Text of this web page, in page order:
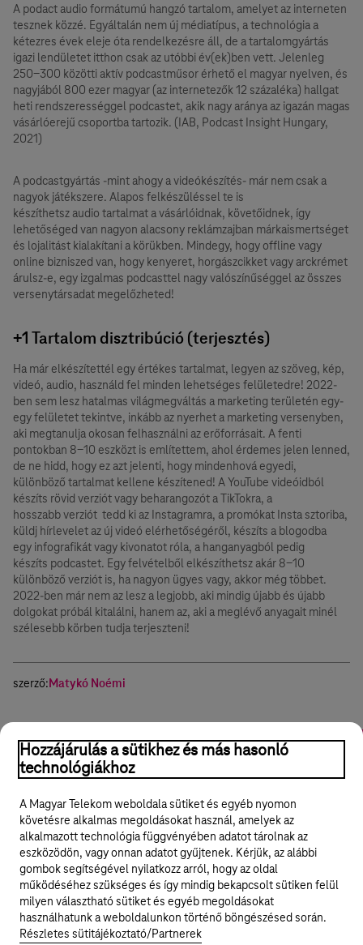
A podact audio formátumú hangzó tartalom, amelyet az interneten
tesznek közzé. Egyáltalán nem új médiatípus, a technológia a
kétezres évek eleje óta rendelkezésre áll, de a tartalomgyártás
igazi lendületet itthon csak az utóbbi év(ek)ben vett. Jelenleg
250-300 közötti aktív podcastműsor érhető el magyar nyelven, és
nagyjából 800 ezer magyar (az internetezők 12 százaléka) hallgat
heti rendszerességgel podcastet, akik nagy aránya az igazán magas
vásárlóerejű csoportba tartozik. (IAB, Podcast Insight Hungary,
2021)
A podcastgyártás -mint ahogy a videókészítés- már nem csak a
nagyok játékszere. Alapos felkészüléssel te is
készíthetsz audio tartalmat a vásárlóidnak, követőidnek, így
lehetőséged van nagyon alacsony reklámzajban márkaismertséget
és lojalitást kialakítani a körükben. Mindegy, hogy offline vagy
online bizniszed van, hogy kenyeret, horgászcikket vagy arckrémet
árulsz-e, egy izgalmas podcasttel nagy valószínűséggel az összes
versenytársadat megelőzheted!
+1 Tartalom disztribúció (terjesztés)
Ha már elkészítettél egy értékes tartalmat, legyen az szöveg, kép,
videó, audio, használd fel minden lehetséges felületedre! 2022-
ben sem lesz hatalmas világmegváltás a marketing területén egy-
egy felületet tekintve, inkább az nyerhet a marketing versenyben,
aki megtanulja okosan felhasználni az erőforrásait. A fenti
pontokban 8-10 eszközt is említettem, ahol érdemes jelen lenned,
de ne hidd, hogy ez azt jelenti, hogy mindenhová egyedi,
különböző tartalmat kellene készítened! A YouTube videóidból
készíts rövid verziót vagy beharangozót a TikTokra, a
hosszabb verziót tedd ki az Instagramra, a promókat Insta sztoriba,
küldj hírlevelet az új videó elérhetőségéről, készíts a blogodba
egy infografikát vagy kivonatot róla, a hanganyagból pedig
készíts podcastet. Egy felvételből elkészíthetsz akár 8-10
különböző verziót is, ha nagyon ügyes vagy, akkor még többet.
2022-ben már nem az lesz a legjobb, aki mindig újabb és újabb
dolgokat próbál kitalálni, hanem az, aki a meglévő anyagait minél
szélesebb körben tudja terjeszteni!
szerző:Matykó Noémi
Közösségi média / social media Marketing TikTok
Legyél a Hello Biznisz közösség tagja!
REGISZTRÁLOK/BELÉPEK
Hozzájárulás a sütikhez és más hasonló
technológiákhoz
A Magyar Telekom weboldala sütiket és egyéb nyomon
követésre alkalmas megoldásokat használ, amelyek az
alkalmazott technológia függvényében adatot tárolnak az
eszközödön, vagy onnan adatot gyűjtenek. Kérjük, az alábbi
gombok segítségével nyilatkozz arról, hogy az oldal
működéséhez szükséges és így mindig bekapcsolt sütiken felül
milyen választható sütiket és egyéb megoldásokat
használhatunk a weboldalunkon történő böngészésed során.
Részletes sütitájékoztató/Partnerek